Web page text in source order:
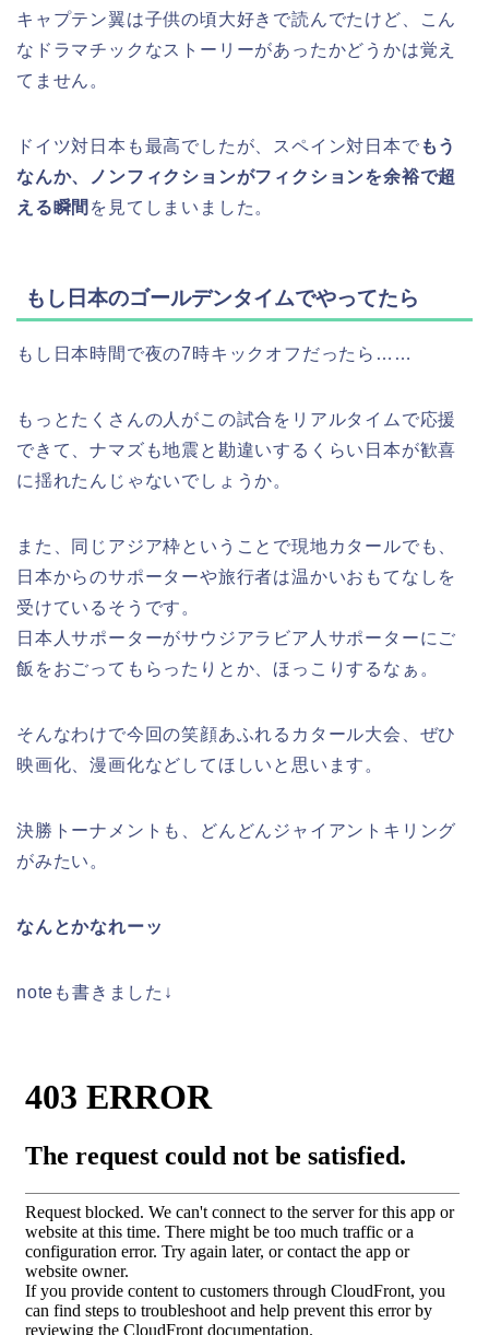
キャプテン翼は子供の頃大好きで読んでたけど、こん
なドラマチックなストーリーがあったかどうかは覚え
てません。
ドイツ対日本も最高でしたが、スペイン対日本で もう
なんか、ノンフィクションがフィクションを余裕で超
える瞬間 を見てしまいました。
もし日本のゴールデンタイムでやってたら
もし日本時間で夜の7時キックオフだったら……
もっとたくさんの人がこの試合をリアルタイムで応援
できて、ナマズも地震と勘違いするくらい日本が歓喜
に揺れたんじゃないでしょうか。
また、同じアジア枠ということで現地カタールでも、
日本からのサポーターや旅行者は温かいおもてなしを
受けているそうです。
日本人サポーターがサウジアラビア人サポーターにご
飯をおごってもらったりとか、ほっこりするなぁ。
そんなわけで今回の笑顔あふれるカタール大会、ぜひ
映画化、漫画化などしてほしいと思います。
決勝トーナメントも、どんどんジャイアントキリング
がみたい。
なんとかなれーッ
noteも書きました↓